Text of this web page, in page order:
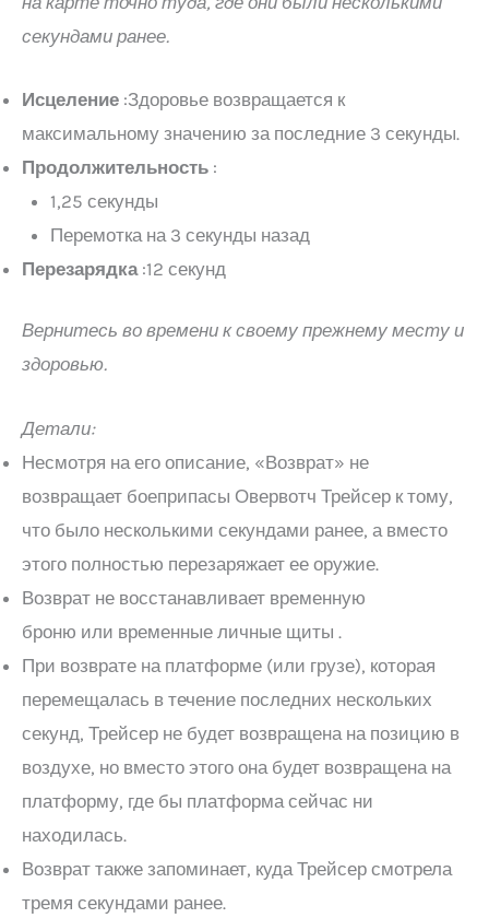
секундами ранее.
Исцеление :Здоровье возвращается к
максимальному значению за последние 3 секунды.
Продолжительность :
1,25 секунды
Перемотка на 3 секунды назад
Перезарядка:12 секунд
Вернитесь во времени к своему прежнему месту и
здоровью.
Детали:
Несмотря на его описание, «Возврат» не
возвращает боеприпасы Овервотч Трейсер к тому,
что было несколькими секундами ранее, а вместо
этого полностью перезаряжает ее оружие.
Возврат не восстанавливает временную
броню или временные личные щиты .
При возврате на платформе (или грузе), которая
перемещалась в течение последних нескольких
секунд, Трейсер не будет возвращена на позицию в
воздухе, но вместо этого она будет возвращена на
платформу, где бы платформа сейчас ни
находилась.
Возврат также запоминает, куда Трейсер смотрела
тремя секундами ранее.